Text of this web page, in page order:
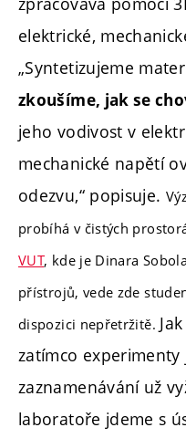
elektrické,
„Syntetizujeme
zkoušíme, jak se
jeho vodivost v
mechanické napětí
odezvu,“ popisuje.
probíhá v čistých
VUT, kde je Dinara
přístrojů, vede zde
dispozici nepřetržitě.
zatímco
zaznamenávání už
laboratoře jdeme s